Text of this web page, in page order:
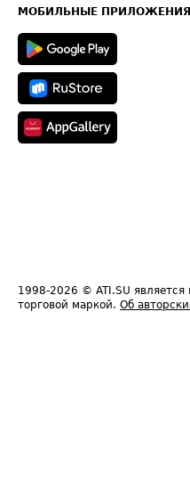
Техническая информация
МОБИЛЬНЫЕ ПРИЛОЖЕНИЯ
1998-2026 © ATI.SU
торговой маркой. Об